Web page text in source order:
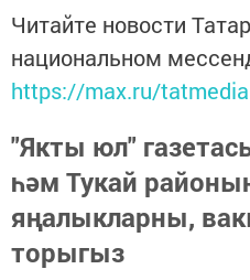
Читайте новости
национальном
https://max.ru/tatmedia
"Якты юл"
һәм Тукай
яңалыкларны,
торыгыз